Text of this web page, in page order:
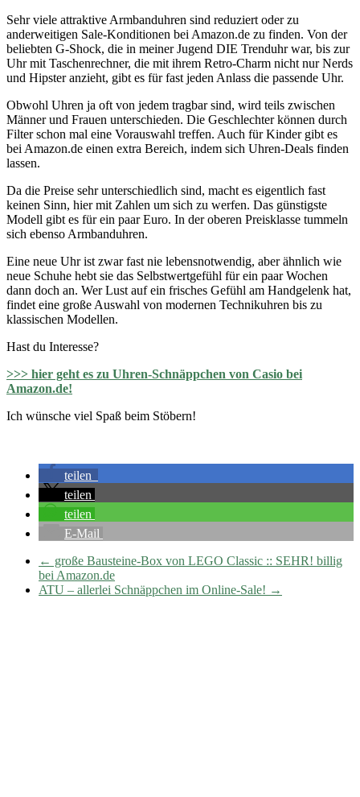
Sehr viele attraktive Armbanduhren sind reduziert oder zu
anderweitigen Sale-Konditionen bei Amazon.de zu finden. Von der
beliebten G-Shock, die in meiner Jugend DIE Trenduhr war, bis zur
Uhr mit Taschenrechner, die mit ihrem Retro-Charm nicht nur Nerds
und Hipster anzieht, gibt es für fast jeden Anlass die passende Uhr.
Obwohl Uhren ja oft von jedem tragbar sind, wird teils zwischen
Männer und Frauen unterschieden. Die Geschlechter können durch
Filter schon mal eine Vorauswahl treffen. Auch für Kinder gibt es
bei Amazon.de einen extra Bereich, indem sich Uhren-Deals finden
lassen.
Da die Preise sehr unterschiedlich sind, macht es eigentlich fast
keinen Sinn, hier mit Zahlen um sich zu werfen. Das günstigste
Modell gibt es für ein paar Euro. In der oberen Preisklasse tummeln
sich ebenso Armbanduhren.
Eine neue Uhr ist zwar fast nie lebensnotwendig, aber ähnlich wie
neue Schuhe hebt sie das Selbstwertgefühl für ein paar Wochen
dann doch an. Wer Lust auf ein frisches Gefühl am Handgelenk hat,
findet eine große Auswahl von modernen Technikuhren bis zu
klassischen Modellen.
Hast du Interesse?
>>> hier geht es zu Uhren-Schnäppchen von Casio bei
Amazon.de!
Ich wünsche viel Spaß beim Stöbern!
teilen
teilen
teilen
E-Mail
← große Bausteine-Box von LEGO Classic :: SEHR! billig
bei Amazon.de
ATU – allerlei Schnäppchen im Online-Sale! →